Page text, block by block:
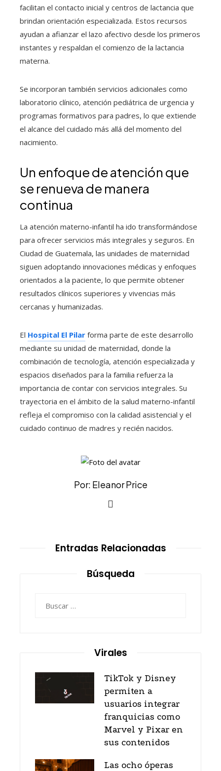
facilitan el contacto inicial y centros de lactancia que
brindan orientación especializada. Estos recursos
ayudan a afianzar el lazo afectivo desde los primeros
instantes y respaldan el comienzo de la lactancia
materna.
Se incorporan también servicios adicionales como
laboratorio clínico, atención pediátrica de urgencia y
programas formativos para padres, lo que extiende
el alcance del cuidado más allá del momento del
nacimiento.
Un enfoque de atención que
se renueva de manera
continua
La atención materno-infantil ha ido transformándose
para ofrecer servicios más integrales y seguros. En
Ciudad de Guatemala, las unidades de maternidad
siguen adoptando innovaciones médicas y enfoques
orientados a la paciente, lo que permite obtener
resultados clínicos superiores y vivencias más
cercanas y humanizadas.
El Hospital El Pilar forma parte de este desarrollo
mediante su unidad de maternidad, donde la
combinación de tecnología, atención especializada y
espacios diseñados para la familia refuerza la
importancia de contar con servicios integrales. Su
trayectoria en el ámbito de la salud materno-infantil
refleja el compromiso con la calidad asistencial y el
cuidado continuo de madres y recién nacidos.
Por: Eleanor Price
Entradas Relacionadas
Búsqueda
Virales
TikTok y Disney
permiten a
usuarios integrar
franquicias como
Marvel y Pixar en
sus contenidos
Las ocho óperas